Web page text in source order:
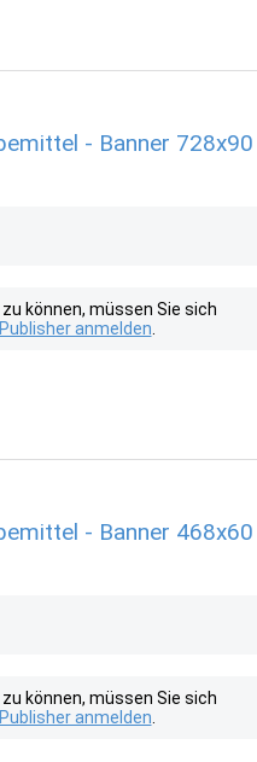
- Banner 728x90
können, müssen Sie sich
anmelden
- Banner 468x60
können, müssen Sie sich
anmelden